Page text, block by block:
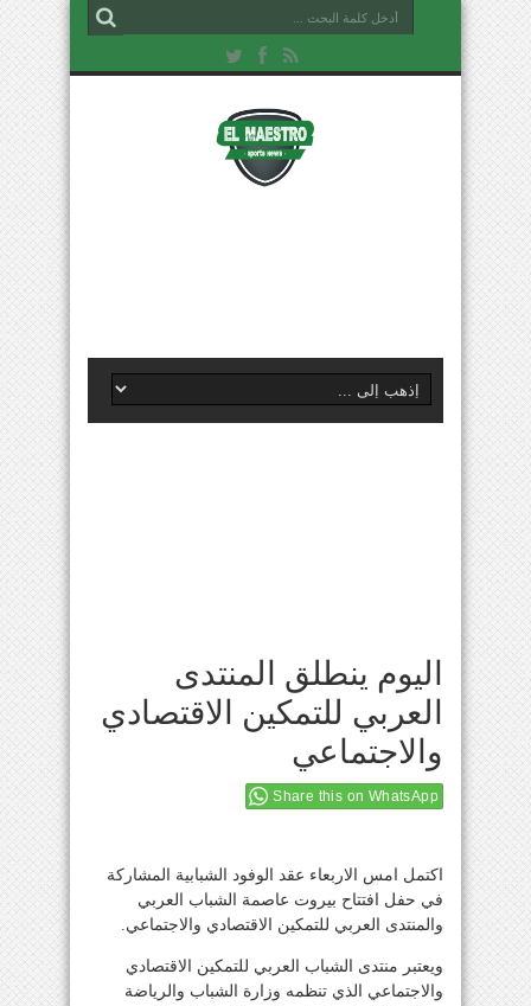
اليوم ينطلق المنتدى
العربي للتمكين الاقتصادي
والاجتماعي
Share this on WhatsApp
اكتمل امس الاربعاء عقد الوفود الشبابية المشاركة
في حفل افتتاح بيروت عاصمة الشباب العربي
والمنتدى العربي للتمكين الاقتصادي والاجتماعي.
ويعتبر منتدى الشباب العربي للتمكين الاقتصادي
والاجتماعي الذي تنظمه وزارة الشباب والرياضة